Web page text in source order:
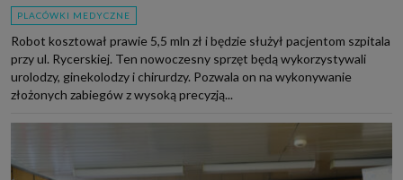
PLACÓWKI MEDYCZNE
Robot kosztował prawie 5,5 mln zł i będzie służył pacjentom szpitala
przy ul. Rycerskiej. Ten nowoczesny sprzęt będą wykorzystywali
urolodzy, ginekolodzy i chirurdzy. Pozwala on na wykonywanie
złożonych zabiegów z wysoką precyzją...